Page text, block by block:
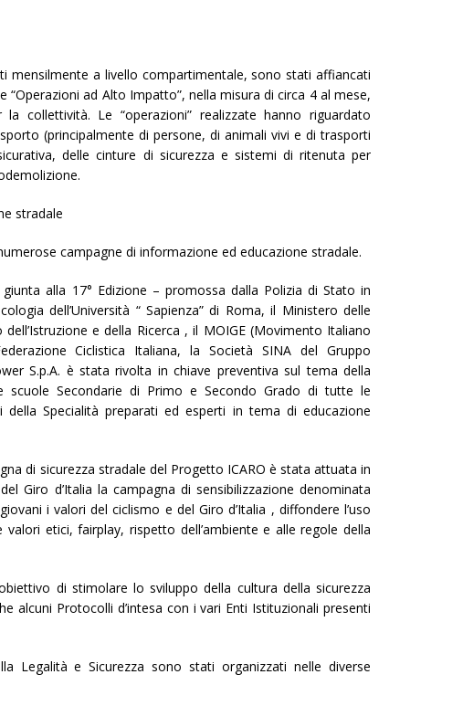
mensilmente a livello compartimentale, sono stati affiancati
ad Alto Impatto”, nella misura di circa 4 al mese,
collettività. Le “operazioni” realizzate hanno riguardato
(principalmente di persone, di animali vivi e di trasporti
delle cinture di sicurezza e sistemi di ritenuta per
stradale
campagne di informazione ed educazione stradale.
alla 17° Edizione – promossa dalla Polizia di Stato in
dell’Università “ Sapienza” di Roma, il Ministero delle
e della Ricerca , il MOIGE (Movimento Italiano
Ciclistica Italiana, la Società SINA del Gruppo
S.p.A. è stata rivolta in chiave preventiva sul tema della
scuole Secondarie di Primo e Secondo Grado di tutte le
della Specialità preparati ed esperti in tema di educazione
di sicurezza stradale del Progetto ICARO è stata attuata in
Giro d’Italia la campagna di sensibilizzazione denominata
i valori del ciclismo e del Giro d’Italia , diffondere l’uso
etici, fairplay, rispetto dell’ambiente e alle regole della
di stimolare lo sviluppo della cultura della sicurezza
alcuni Protocolli d’intesa con i vari Enti Istituzionali presenti
Legalità e Sicurezza sono stati organizzati nelle diverse